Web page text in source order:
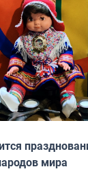
мира